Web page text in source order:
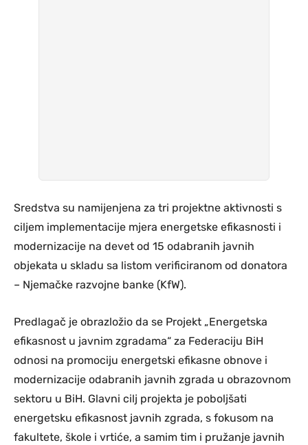
Sredstva su namijenjena za tri projektne aktivnosti s
ciljem implementacije mjera energetske efikasnosti i
modernizacije na devet od 15 odabranih javnih
objekata u skladu sa listom verificiranom od donatora
– Njemačke razvojne banke (KfW).
Predlagač je obrazložio da se Projekt „Energetska
efikasnost u javnim zgradama“ za Federaciju BiH
odnosi na promociju energetski efikasne obnove i
modernizacije odabranih javnih zgrada u obrazovnom
sektoru u BiH. Glavni cilj projekta je poboljšati
energetsku efikasnost javnih zgrada, s fokusom na
fakultete, škole i vrtiće, a samim tim i pružanje javnih